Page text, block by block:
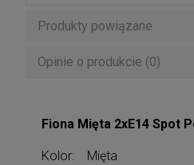
Produkty powiązane
Opinie o produkcie (0)
Fiona Mięta 2xE14 Spot
Kolor: Mięta